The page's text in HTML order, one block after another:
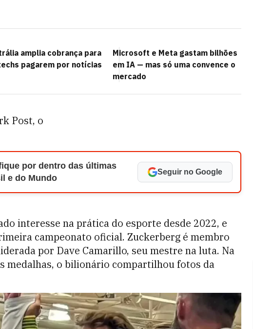
amplia cobrança para
pagarem por notícias
Microsoft e Meta gastam bilhões
em IA — mas só uma convence o
mercado
Post, o
por dentro das últimas
e do Mundo
Seguir no Google
interesse na prática do esporte desde 2022, e
campeonato oficial. Zuckerberg é membro
por Dave Camarillo, seu mestre na luta. Na
medalhas, o bilionário compartilhou fotos da